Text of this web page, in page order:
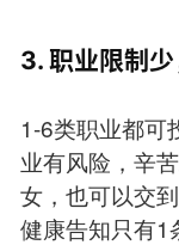
3. 职业限制
1-6类职业都可
业有风险，辛
女，也可以交
健康告知只有1